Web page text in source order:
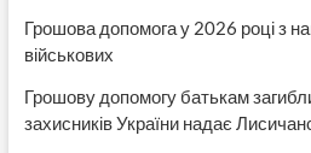
Грошова допомога у 2026 році з
військових
Грошову допомогу батькам
захисників України надає